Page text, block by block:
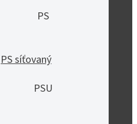
PS
PS síťovaný
PSU